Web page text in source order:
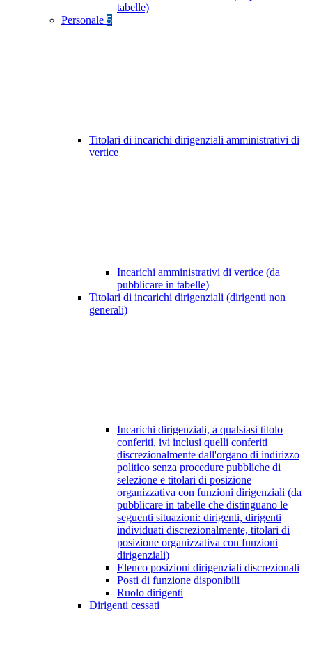
tabelle)
Personale 5
Titolari di incarichi dirigenziali amministrativi di
vertice
Incarichi amministrativi di vertice (da
pubblicare in tabelle)
Titolari di incarichi dirigenziali (dirigenti non
generali)
Incarichi dirigenziali, a qualsiasi titolo
conferiti, ivi inclusi quelli conferiti
discrezionalmente dall'organo di indirizzo
politico senza procedure pubbliche di
selezione e titolari di posizione
organizzativa con funzioni dirigenziali (da
pubblicare in tabelle che distinguano le
seguenti situazioni: dirigenti, dirigenti
individuati discrezionalmente, titolari di
posizione organizzativa con funzioni
dirigenziali)
Elenco posizioni dirigenziali discrezionali
Posti di funzione disponibili
Ruolo dirigenti
Dirigenti cessati